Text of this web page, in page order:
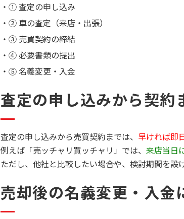
① 査定の申し込み
② 車の査定（来店・出張）
③ 売買契約の締結
④ 必要書類の提出
⑤ 名義変更・入金
査定の申し込みから契約
査定の申し込みから売買契約までは、 早ければ即
例えば「売ッチャリ買ッチャリ」では、 来店当日
ただし、他社と比較したい場合や、検討期間を設
売却後の名義変更・入金